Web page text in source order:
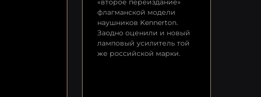
флагманской модели
наушников Kennerton.
Заодно оценили и новый
ламповый усилитель той
же российской марки.